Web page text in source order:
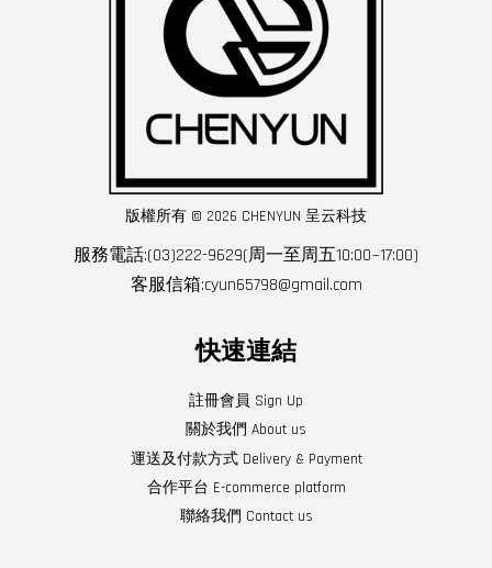
版權所有 © 2026 CHENYUN 呈云科技
服務電話:(03)222-9629(周一至周五10:00~17:00)
客服信箱:cyun65798@gmail.com
快速連結
註冊會員 Sign Up
關於我們 About us
運送及付款方式 Delivery & Payment
合作平台 E-commerce platform
聯絡我們 Contact us